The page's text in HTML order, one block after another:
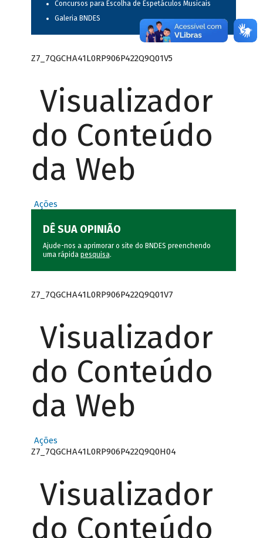
Concursos para Escolha de Espetáculos Musicais
Galeria BNDES
Z7_7QGCHA41L0RP906P422Q9Q01V5
Visualizador
do Conteúdo
da Web
Ações
DÊ SUA OPINIÃO
Ajude-nos a aprimorar o site do BNDES preenchendo
uma rápida pesquisa.
Z7_7QGCHA41L0RP906P422Q9Q01V7
Visualizador
do Conteúdo
da Web
Ações
Z7_7QGCHA41L0RP906P422Q9Q0H04
Visualizador
do Conteúdo